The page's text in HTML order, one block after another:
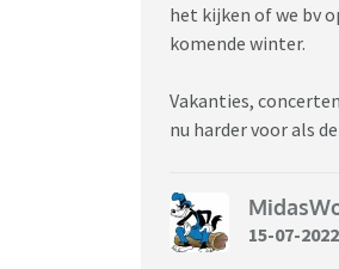
het kijken of we bv
komende winter.
Vakanties,
nu harder voor als
15-07-2022